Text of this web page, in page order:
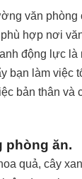
văn phòng
hợp nơi
động lực
bạn làm việc
bản thân và
phòng ăn.
quả, cây